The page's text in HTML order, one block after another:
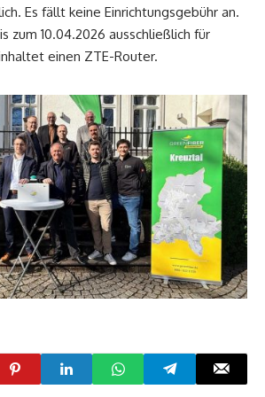
Es fällt keine Einrichtungsgebühr an.
zum 10.04.2026 ausschließlich für
einen ZTE-Router.